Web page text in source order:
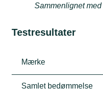
Sammenlignet med
Testresultater
Mærke
Samlet bedømmelse